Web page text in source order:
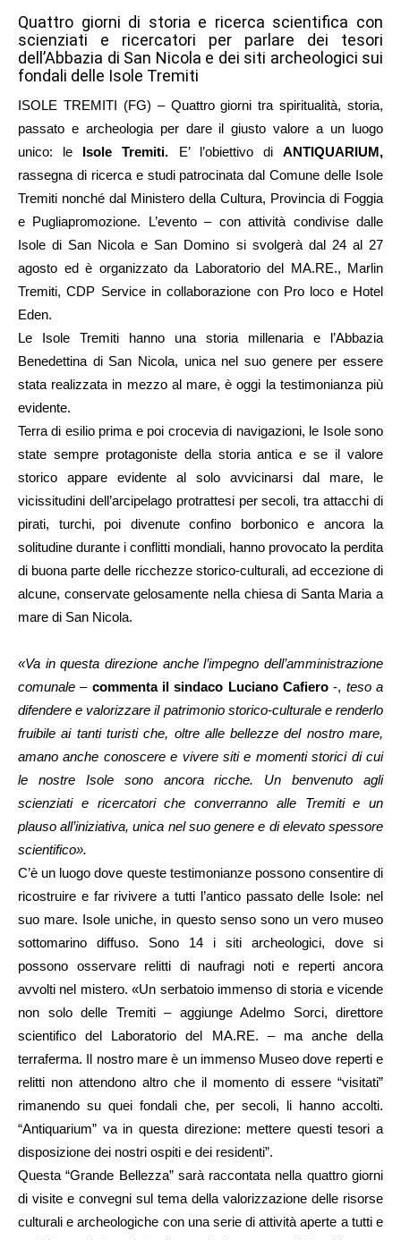
Quattro giorni di storia e ricerca scientifica con
scienziati e ricercatori per parlare dei tesori
dell’Abbazia di San Nicola e dei siti archeologici sui
fondali delle Isole Tremiti
ISOLE TREMITI (FG) – Quattro giorni tra spiritualità, storia,
passato e archeologia per dare il giusto valore a un luogo
unico: le Isole Tremiti. E’ l’obiettivo diANTIQUARIUM,
rassegna di ricerca e studi patrocinata dal Comune delle Isole
Tremiti nonché dal Ministero della Cultura, Provincia di Foggia
e Pugliapromozione. L’evento – con attività condivise dalle
Isole di San Nicola e San Domino si svolgerà dal 24 al 27
agosto ed è organizzato da Laboratorio del MA.RE., Marlin
Tremiti, CDP Service in collaborazione con Pro loco e Hotel
Eden.
Le Isole Tremiti hanno una storia millenaria e l’Abbazia
Benedettina di San Nicola, unica nel suo genere per essere
stata realizzata in mezzo al mare, è oggi la testimonianza più
evidente.
Terra di esilio prima e poi crocevia di navigazioni, le Isole sono
state sempre protagoniste della storia antica e se il valore
storico appare evidente al solo avvicinarsi dal mare, le
vicissitudini dell’arcipelago protrattesi per secoli, tra attacchi di
pirati, turchi, poi divenute confino borbonico e ancora la
solitudine durante i conflitti mondiali, hanno provocato la perdita
di buona parte delle ricchezze storico-culturali, ad eccezione di
alcune, conservate gelosamente nella chiesa di Santa Maria a
mare di San Nicola.
«Va in questa direzione anche l’impegno dell’amministrazione
comunale – commenta il sindaco Luciano Cafiero -, teso a
difendere e valorizzare il patrimonio storico-culturale e renderlo
fruibile ai tanti turisti che, oltre alle bellezze del nostro mare,
amano anche conoscere e vivere siti e momenti storici di cui
le nostre Isole sono ancora ricche. Un benvenuto agli
scienziati e ricercatori che converranno alle Tremiti e un
plauso all’iniziativa, unica nel suo genere e di elevato spessore
scientifico».
C’è un luogo dove queste testimonianze possono consentire di
ricostruire e far rivivere a tutti l’antico passato delle Isole: nel
suo mare. Isole uniche, in questo senso sono un vero museo
sottomarino diffuso. Sono 14 i siti archeologici, dove si
possono osservare relitti di naufragi noti e reperti ancora
avvolti nel mistero. «Un serbatoio immenso di storia e vicende
non solo delle Tremiti – aggiunge Adelmo Sorci, direttore
scientifico del Laboratorio del MA.RE. – ma anche della
terraferma. Il nostro mare è un immenso Museo dove reperti e
relitti non attendono altro che il momento di essere “visitati”
rimanendo su quei fondali che, per secoli, li hanno accolti.
“Antiquarium” va in questa direzione: mettere questi tesori a
disposizione dei nostri ospiti e dei residenti”.
Questa “Grande Bellezza” sarà raccontata nella quattro giorni
di visite e convegni sul tema della valorizzazione delle risorse
culturali e archeologiche con una serie di attività aperte a tutti e